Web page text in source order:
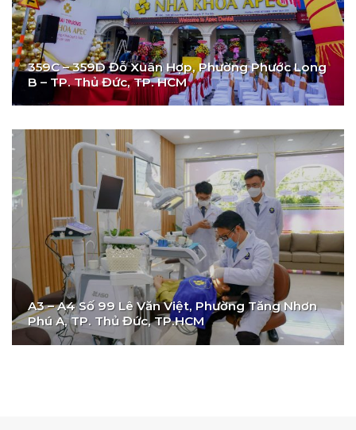
359C – 359D Đỗ Xuân Hợp, Phường Phước Long
B – TP. Thủ Đức, TP. HCM
A3 – A4 Số 99 Lê Văn Việt, Phường Tăng Nhơn
Phú A, TP. Thủ Đức, TP.HCM